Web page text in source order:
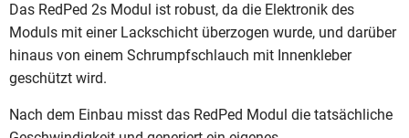
Das RedPed 2s Modul ist robust, da die Elektronik des
Moduls mit einer Lackschicht überzogen wurde, und darüber
hinaus von einem Schrumpfschlauch mit Innenkleber
geschützt wird.
Nach dem Einbau misst das RedPed Modul die tatsächliche